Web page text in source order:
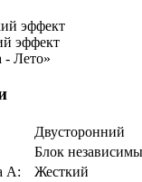
эффект
эффект
- Лето»
Двусторонний
Блок
А:
Жесткий